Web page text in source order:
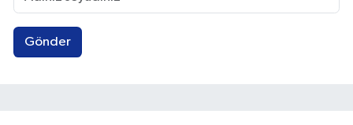
Gönder